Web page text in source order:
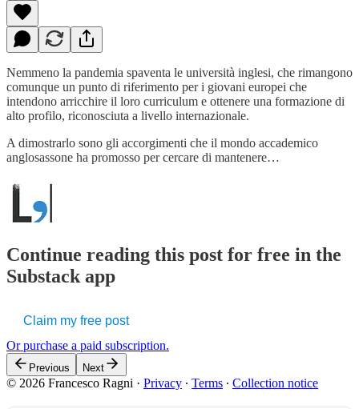
Nemmeno la pandemia spaventa le università inglesi, che rimangono
comunque un punto di riferimento per i giovani europei che
intendono arricchire il loro curriculum e ottenere una formazione di
alto profilo, riconosciuta a livello internazionale.
A dimostrarlo sono gli accorgimenti che il mondo accademico
anglosassone ha promosso per cercare di mantenere…
Continue reading this post for free in the
Substack app
Claim my free post
Or purchase a paid subscription.
Previous Next
© 2026 Francesco Ragni · Privacy ∙ Terms ∙ Collection notice